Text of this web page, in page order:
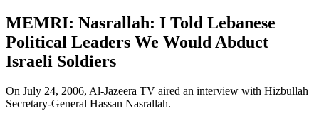
MEMRI: Nasrallah: I Told Lebanese
Political Leaders We Would Abduct
Israeli Soldiers
On July 24, 2006, Al-Jazeera TV aired an interview with Hizbullah
Secretary-General Hassan Nasrallah.